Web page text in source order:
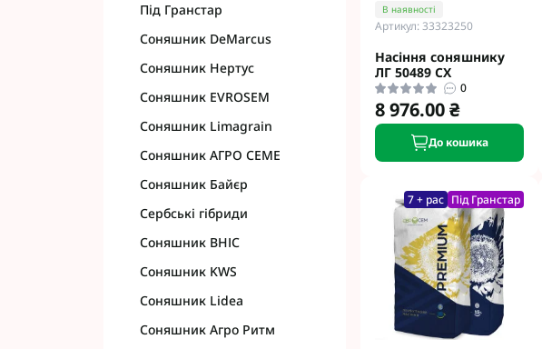
Під Гранстар
Соняшник DeMarcus
Соняшник Нертус
Соняшник EVROSEM
Соняшник Limagrain
Соняшник АГРО СЕМЕ
Соняшник Байєр
Сербські гібриди
Соняшник ВНІС
Соняшник KWS
Соняшник Lidea
Соняшник Агро Ритм
В наявності
Артикул: 33323250
Насіння соняшнику
ЛГ 50489 CX
0
8 976.00 ₴
До кошика
7 + рас Під Гранстар